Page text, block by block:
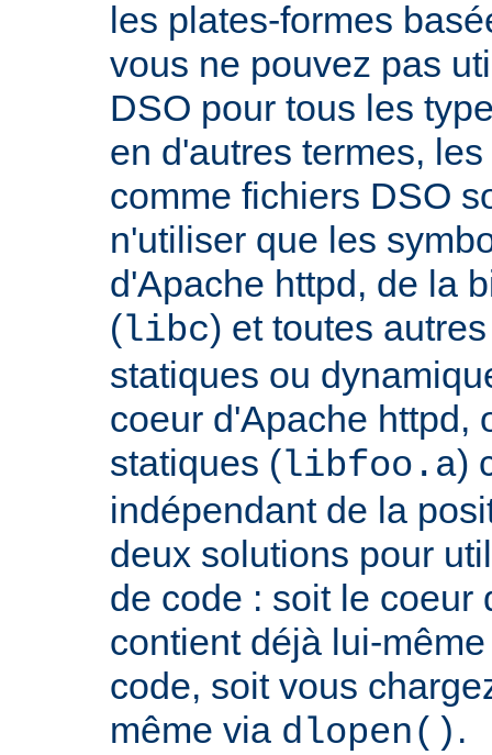
les plates-formes
vous ne pouvez pas
DSO pour tous les
en d'autres termes,
comme fichiers DSO
n'utiliser que les
d'Apache httpd, de la
(libc) et toutes
statiques ou
coeur d'Apache httpd,
statiques (libfoo.a)
indépendant de la
deux solutions pour
de code : soit le coeur
contient déjà lui-
code, soit vous
même via dlopen() .